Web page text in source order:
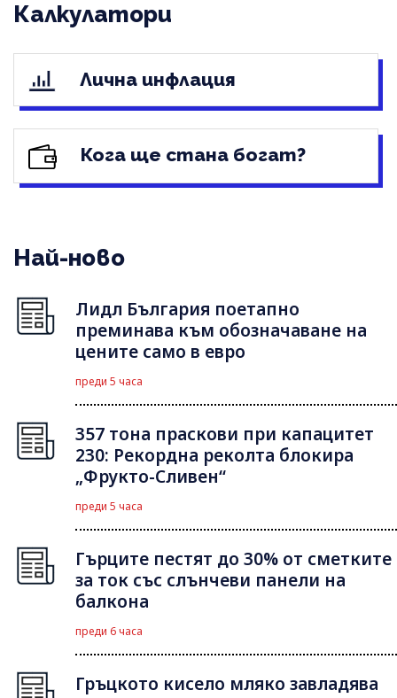
Калкулатори
Лична инфлация
Кога ще стана богат?
Най-ново
Лидл България поетапно
преминава към обозначаване на
цените само в евро
преди 5 часа
357 тона праскови при капацитет
230: Рекордна реколта блокира
„Фрукто-Сливен“
преди 5 часа
Гърците пестят до 30% от сметките
за ток със слънчеви панели на
балкона
преди 6 часа
Гръцкото кисело мляко завладява